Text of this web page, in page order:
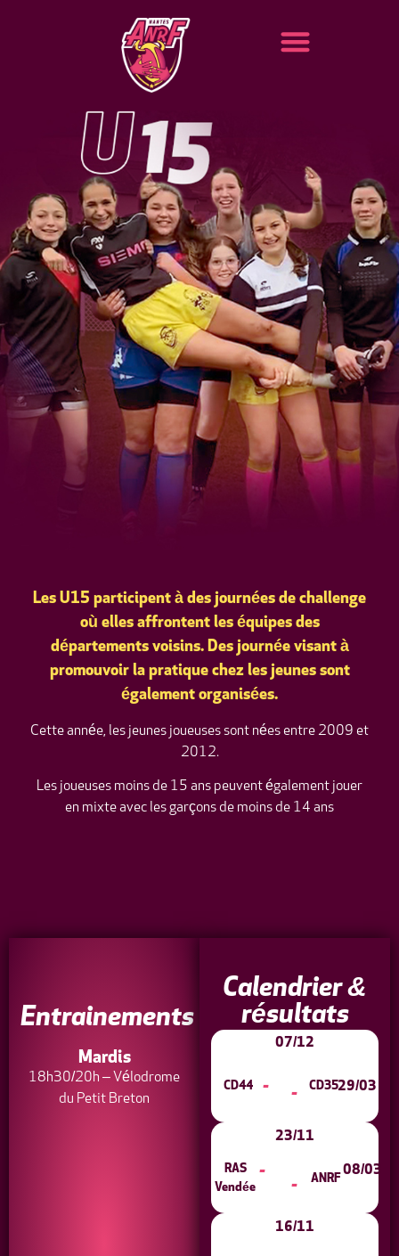
Les U15 participent à des journées de challenge
où elles affrontent les équipes des
départements voisins. Des journée visant à
promouvoir la pratique chez les jeunes sont
également organisées.
Cette année, les jeunes joueuses sont nées entre 2009 et
2012.
Les joueuses moins de 15 ans peuvent également jouer
en mixte avec les garçons de moins de 14 ans
Nantes
Entrainements
Nantes
Mardis
18h30/20h – Vélodrome
du Petit Breton
Calendrier &
résultats
07/12
CD44 - - CD3529/03
23/11
RAS
Vendée
-
-
ANRF
08/03
16/11